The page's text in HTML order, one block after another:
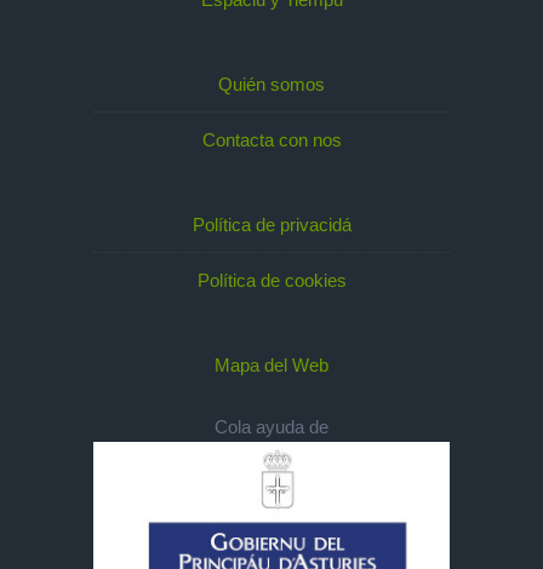
Quién somos
Contacta con nos
Política de privacidá
Política de cookies
Mapa del Web
Cola ayuda de